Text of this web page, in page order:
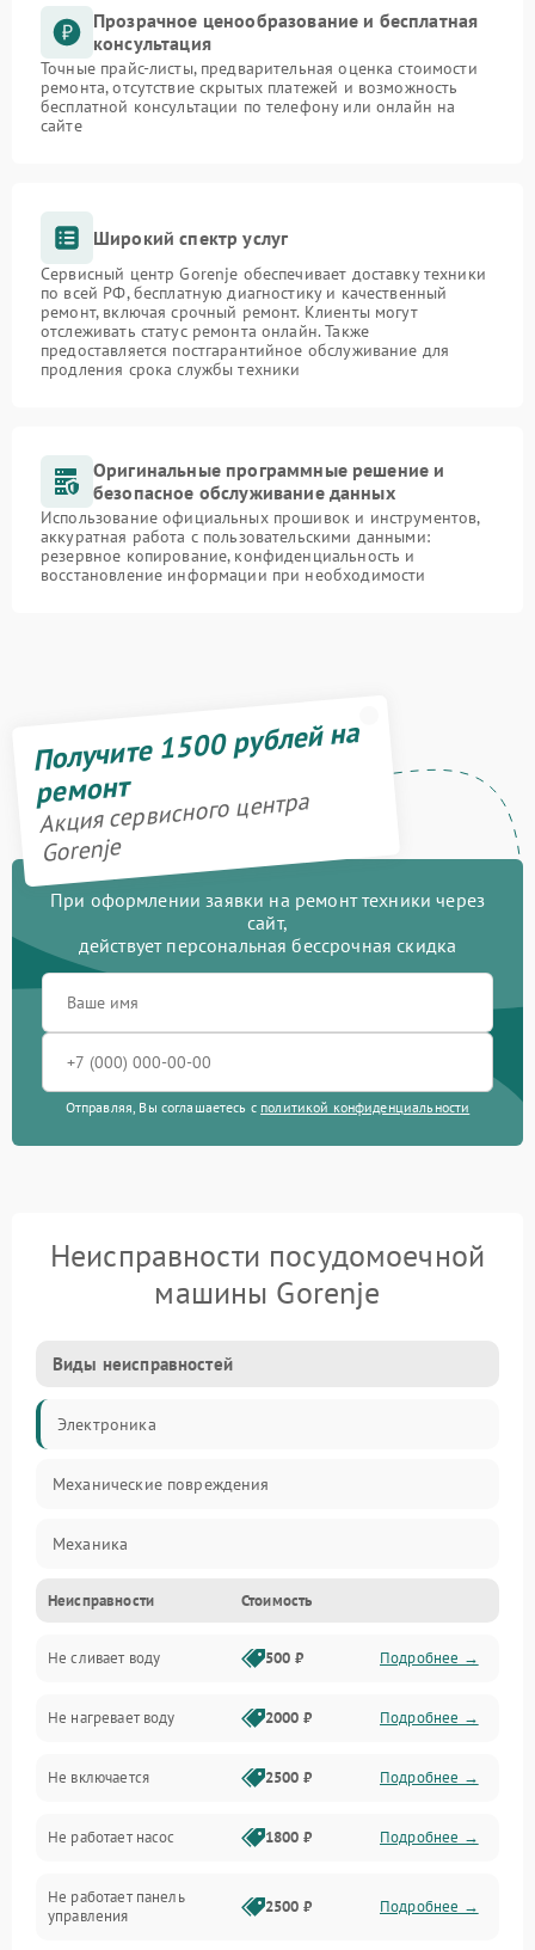
Прозрачное ценообразование и бесплатная
консультация
Точные прайс-листы, предварительная оценка стоимости
ремонта, отсутствие скрытых платежей и возможность
бесплатной консультации по телефону или онлайн на
сайте
Широкий спектр услуг
Сервисный центр Gorenje обеспечивает доставку техники
по всей РФ, бесплатную диагностику и качественный
ремонт, включая срочный ремонт. Клиенты могут
отслеживать статус ремонта онлайн. Также
предоставляется постгарантийное обслуживание для
продления срока службы техники
Оригинальные программные решение и
безопасное обслуживание данных
Использование официальных прошивок и инструментов,
аккуратная работа с пользовательскими данными:
резервное копирование, конфиденциальность и
восстановление информации при необходимости
Получите 1500 рублей на
ремонт
Акция сервисного центра
Gorenje
При оформлении заявки на ремонт техники через
сайт,
действует персональная бессрочная скидка
Отправляя, Вы соглашаетесь с политикой конфиденциальности
Неисправности посудомоечной
машины Gorenje
Виды неисправностей
Электроника
Механические повреждения
Механика
Управление
Электропитание
Датчики
Нагрев
Вода
Гигиена
Неисправности Стоимость
Не сливает воду 500 ₽ Подробнее →
Не нагревает воду 2000 ₽ Подробнее →
Не включается 2500 ₽ Подробнее →
Не работает насос 1800 ₽ Подробнее →
Не работает панель
управления
2500 ₽ Подробнее →